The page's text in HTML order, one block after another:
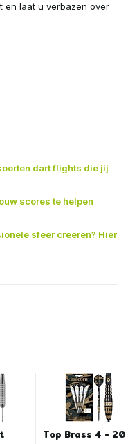
en laat u verbazen over
dart flights die jij
scores te helpen
sfeer creëren? Hier
Top Brass 4 - 20